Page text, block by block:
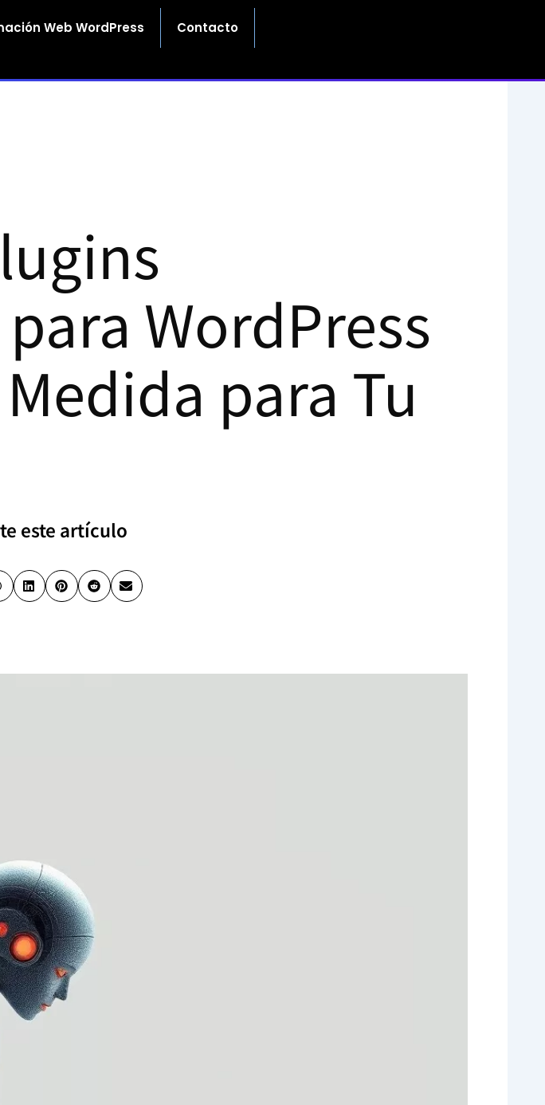
Web WordPress Contacto
WordPress
para Tu
este artículo